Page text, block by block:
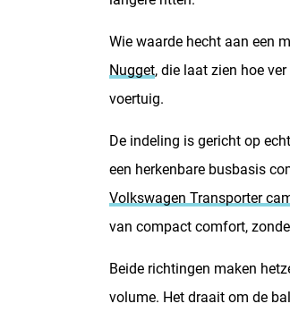
Wie waarde hecht aan een
Nugget, die laat zien hoe
voertuig.
De indeling is gericht op
een herkenbare busbasis
Volkswagen Transporter
van compact comfort,
Beide richtingen maken
volume. Het draait om de